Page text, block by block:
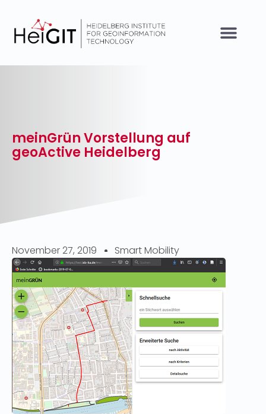
meinGrün Vorstellung auf
geoActive Heidelberg
November 27, 2019 Smart Mobility